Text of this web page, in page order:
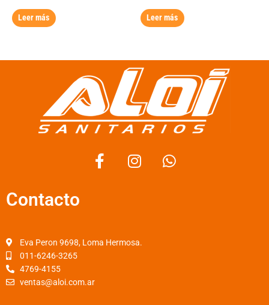
Leer más Leer más
F
a
o
I
n
r
W
h
Contacto
Eva Peron 9698, Loma Hermosa.
011-6246-3265
4769-4155
ventas@aloi.com.ar